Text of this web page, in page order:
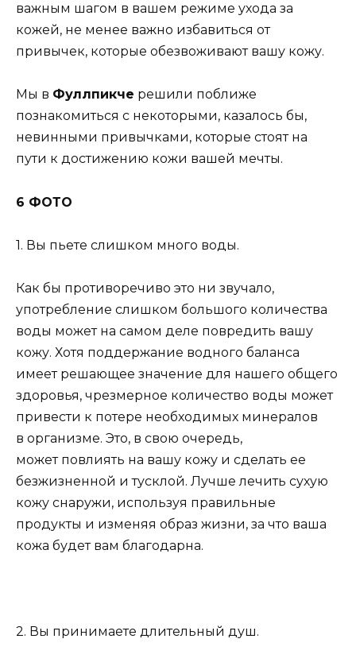
важным шагом в вашем режиме ухода за
кожей, не менее важно избавиться от
привычек, которые обезвоживают вашу кожу.
Мы в Фуллпикче решили поближе
познакомиться с некоторыми, казалось бы,
невинными привычками, которые стоят на
пути к достижению кожи вашей мечты.
6 ФОТО
1. Вы пьете слишком много воды.
Как бы противоречиво это ни звучало,
употребление слишком большого количества
воды может на самом деле повредить вашу
кожу. Хотя поддержание водного баланса
имеет решающее значение для нашего общего
здоровья, чрезмерное количество воды может
привести к потере необходимых минералов
в организме. Это, в свою очередь,
может повлиять на вашу кожу и сделать ее
безжизненной и тусклой. Лучше лечить сухую
кожу снаружи, используя правильные
продукты и изменяя образ жизни, за что ваша
кожа будет вам благодарна.
2. Вы принимаете длительный душ.